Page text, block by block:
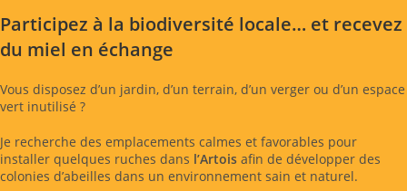
Participez à la biodiversité locale… et recevez
du miel en échange
Vous disposez d’un jardin, d’un terrain, d’un verger ou d’un espace
vert inutilisé ?
Je recherche des emplacements calmes et favorables pour
installer quelques ruches dans l’Artois afin de développer des
colonies d’abeilles dans un environnement sain et naturel.